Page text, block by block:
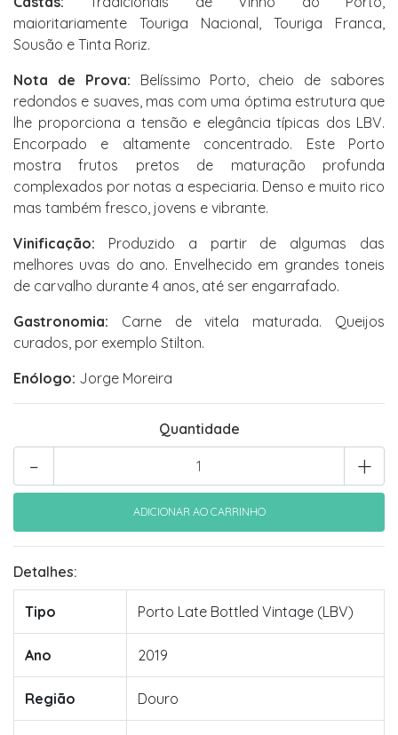
maioritariamente Touriga Nacional, Touriga Franca,
Sousão e Tinta Roriz.
Nota de Prova: Belíssimo Porto, cheio de sabores
redondos e suaves, mas com uma óptima estrutura que
lhe proporciona a tensão e elegância típicas dos LBV.
Encorpado e altamente concentrado. Este Porto
mostra frutos pretos de maturação profunda
complexados por notas a especiaria. Denso e muito rico
mas também fresco, jovens e vibrante.
Vinificação: Produzido a partir de algumas das
melhores uvas do ano. Envelhecido em grandes toneis
de carvalho durante 4 anos, até ser engarrafado.
Gastronomia: Carne de vitela maturada. Queijos
curados, por exemplo Stilton.
Enólogo: Jorge Moreira
Quantidade
+
-
Detalhes:
Tipo Porto Late Bottled Vintage (LBV)
Ano 2019
Região Douro